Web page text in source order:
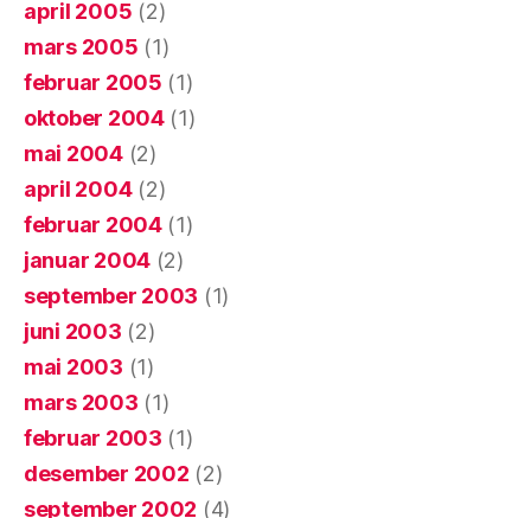
april 2005 (2)
mars 2005 (1)
februar 2005 (1)
oktober 2004(1)
mai 2004(2)
april 2004(2)
februar 2004(1)
januar 2004 (2)
september 2003 (1)
juni 2003 (2)
mai 2003 (1)
mars 2003 (1)
februar 2003 (1)
desember 2002 (2)
september 2002 (4)